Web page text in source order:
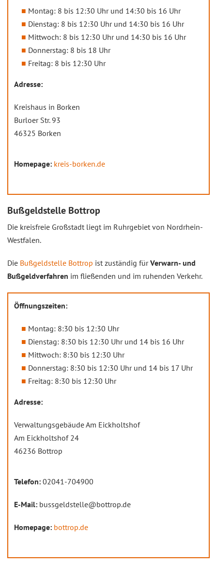
Montag: 8 bis 12:30 Uhr und 14:30 bis 16 Uhr
Dienstag: 8 bis 12:30 Uhr und 14:30 bis 16 Uhr
Mittwoch: 8 bis 12:30 Uhr und 14:30 bis 16 Uhr
Donnerstag: 8 bis 18 Uhr
Freitag: 8 bis 12:30 Uhr
Adresse:
Kreishaus in Borken
Burloer Str. 93
46325 Borken
Homepage: kreis-borken.de
Bußgeldstelle Bottrop
Die kreisfreie Großstadt liegt im Ruhrgebiet von Nordrhein-
Westfalen.
Die Bußgeldstelle Bottrop ist zuständig fürVerwarn- und
Bußgeldverfahren im fließenden und im ruhenden Verkehr.
Öffnungszeiten:
Montag: 8:30 bis 12:30 Uhr
Dienstag: 8:30 bis 12:30 Uhr und 14 bis 16 Uhr
Mittwoch: 8:30 bis 12:30 Uhr
Donnerstag: 8:30 bis 12:30 Uhr und 14 bis 17 Uhr
Freitag: 8:30 bis 12:30 Uhr
Adresse:
Verwaltungsgebäude Am Eickholtshof
Am Eickholtshof 24
46236 Bottrop
Telefon: 02041-704900
E-Mail: bussgeldstelle@bottrop.de
Homepage: bottrop.de